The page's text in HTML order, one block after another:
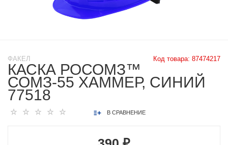
Код товара: 87474217
ФАКЕЛ
КАСКА РОСОМЗ™
СОМЗ-55 ХАММЕР, СИНИЙ
77518
В СРАВНЕНИЕ